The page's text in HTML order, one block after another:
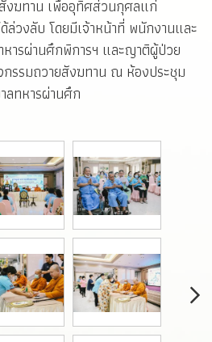
งฆทาน เพื่ออุทิศส่วนกุศลแก่
วงลับ โดยมีเจ้าหน้าที่ พนักงานและ
ารผ่านศึกพิการฯ และญาติผู้ป่วย
กรรมถวายสังฆทาน ณ ห้องประชุม
ลทหารผ่านศึก